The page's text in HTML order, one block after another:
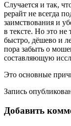
Случается и так,
рерайт не всегда
заимствования и
в тексте. Но это
быстро, дёшево и
пора забыть о
составляющую
Это основные
Запись
Добавить